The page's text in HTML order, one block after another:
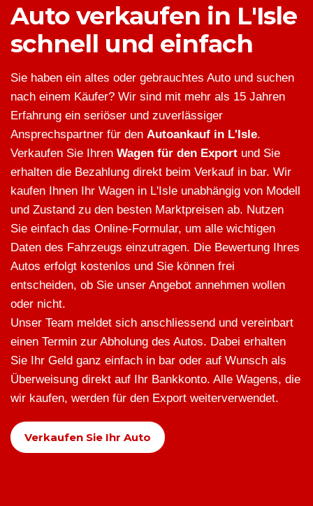
Auto verkaufen in L'Isle
schnell und einfach
Sie haben ein altes oder gebrauchtes Auto und suchen
nach einem Käufer? Wir sind mit mehr als 15 Jahren
Erfahrung ein seriöser und zuverlässiger
Ansprechspartner für den Autoankauf in L'Isle.
Verkaufen Sie Ihren Wagen für den Export und Sie
erhalten die Bezahlung direkt beim Verkauf in bar. Wir
kaufen Ihnen Ihr Wagen in L'Isle unabhängig von Modell
und Zustand zu den besten Marktpreisen ab. Nutzen
Sie einfach das Online-Formular, um alle wichtigen
Daten des Fahrzeugs einzutragen. Die Bewertung Ihres
Autos erfolgt kostenlos und Sie können frei
entscheiden, ob Sie unser Angebot annehmen wollen
oder nicht.
Unser Team meldet sich anschliessend und vereinbart
einen Termin zur Abholung des Autos. Dabei erhalten
Sie Ihr Geld ganz einfach in bar oder auf Wunsch als
Überweisung direkt auf Ihr Bankkonto. Alle Wagens, die
wir kaufen, werden für den Export weiterverwendet.
Verkaufen Sie Ihr Auto